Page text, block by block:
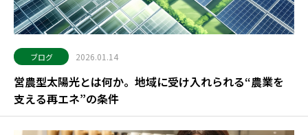
ブログ 2026.01.14
営農型太陽光とは何か。地域に受け入れられる“農業を
支える再エネ”の条件